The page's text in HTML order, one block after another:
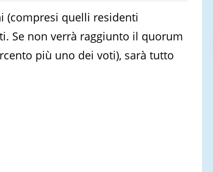
(compresi quelli residenti
Se non verrà raggiunto il quorum
più uno dei voti), sarà tutto